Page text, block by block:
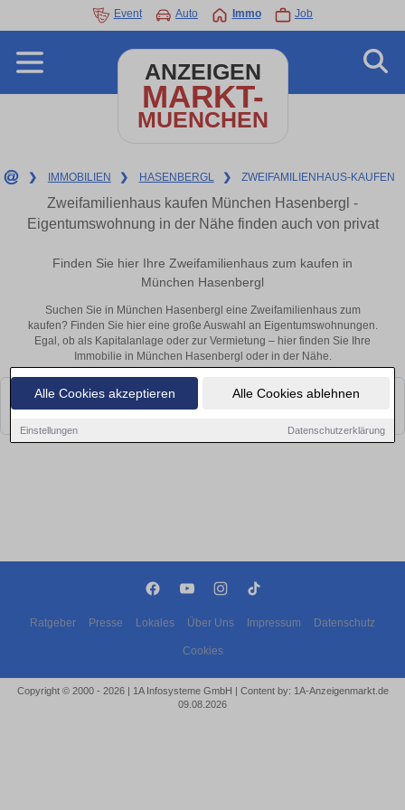
Alle Cookies akzeptieren Alle Cookies ablehnen
Einstellungen Datenschutzerklärung
Event Auto Immo Job
ANZEIGEN
MARKT-
MUENCHEN
❯ IMMOBILIEN ❯ HASENBERGL ❯ ZWEIFAMILIENHAUS-KAUFEN
Zweifamilienhaus kaufen München Hasenbergl -
Eigentumswohnung in der Nähe finden auch von privat
Finden Sie hier Ihre Zweifamilienhaus zum kaufen in
München Hasenbergl
Suchen Sie in München Hasenbergl eine Zweifamilienhaus zum
kaufen? Finden Sie hier eine große Auswahl an Eigentumswohnungen.
Egal, ob als Kapitalanlage oder zur Vermietung – hier finden Sie Ihre
Immobilie in München Hasenbergl oder in der Nähe.
Leider konnten wir derzeit keine passenden Objekte finden. Schauen Sie
bald wieder vorbei!
Ratgeber Presse Lokales Über Uns Impressum Datenschutz
Cookies
Copyright © 2000 - 2026 | 1A Infosysteme GmbH | Content by: 1A-Anzeigenmarkt.de
09.08.2026